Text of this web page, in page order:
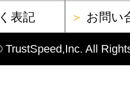
表記 ＞ お問い
TrustSpeed,Inc. All